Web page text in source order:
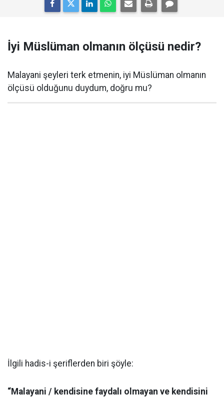
İyi Müslüman olmanın ölçüsü nedir?
Malayani şeyleri terk etmenin, iyi Müslüman olmanın
ölçüsü olduğunu duydum, doğru mu?
İlgili hadis-i şeriflerden biri şöyle:
“Malayani / kendisine faydalı olmayan ve kendisini